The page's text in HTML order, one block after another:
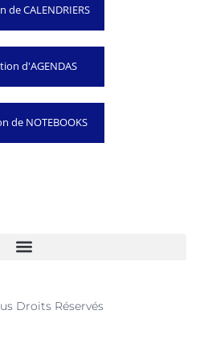
de CALENDRIERS
d'AGENDAS
de NOTEBOOKS
Droits Réservés